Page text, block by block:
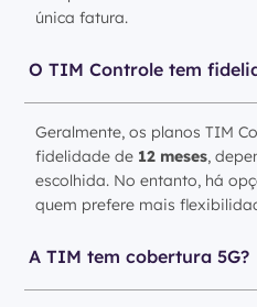
única fatura.
O TIM Controle tem
Geralmente, os planos TIM
fidelidade de 12 meses,
escolhida. No entanto, há
quem prefere mais
A TIM tem cobertura 5G?